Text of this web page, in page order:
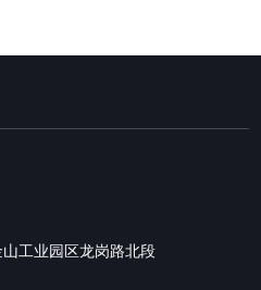
工业园区龙岗路北段